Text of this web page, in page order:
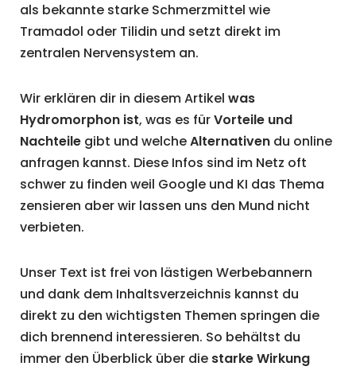
als bekannte starke Schmerzmittel wie
Tramadol oder Tilidin und setzt direkt im
zentralen Nervensystem an.
Wir erklären dir in diesem Artikel was
Hydromorphon ist, was es fürVorteile und
Nachteile gibt und welcheAlternativen du online
anfragen kannst. Diese Infos sind im Netz oft
schwer zu finden weil Google und KI das Thema
zensieren aber wir lassen uns den Mund nicht
verbieten.
Unser Text ist frei von lästigen Werbebannern
und dank dem Inhaltsverzeichnis kannst du
direkt zu den wichtigsten Themen springen die
dich brennend interessieren. So behältst du
immer den Überblick über die starke Wirkung